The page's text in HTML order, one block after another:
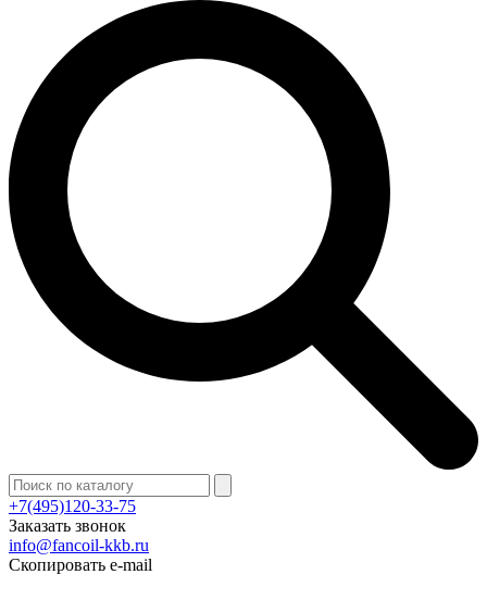
+7(495)120-33-75
Заказать звонок
info@fancoil-kkb.ru
Скопировать e-mail